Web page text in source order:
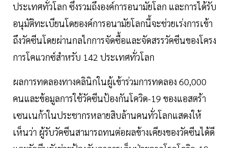
ประเทศทั่วโลก ซึ่งรวมถึงองค์การอนามัยโลก และการได้รับ
อนุมัติทะเบียนโดยองค์การอนามัยโลกนี้จะช่วยเร่งการเข้า
ถึงวัคซีนโดยผ่านกลไกการจัดซื้อและจัดสรรวัคซีนของโครง
การโคแวกซ์สำหรับ 142 ประเทศทั่วโลก
ผลการทดลองทางคลินิกในผู้เข้าร่วมการทดลอง 60,000
คนและข้อมูลการใช้วัคซีนป้องกันโควิด-19 ของแอสตร้า
เซนเนก้าในประชากรหลายสิบล้านคนทั่วโลกแสดงให้
เห็นว่า ผู้รับวัคซีนสามารถทนต่อผลข้างเคียงของวัคซีนได้ดี